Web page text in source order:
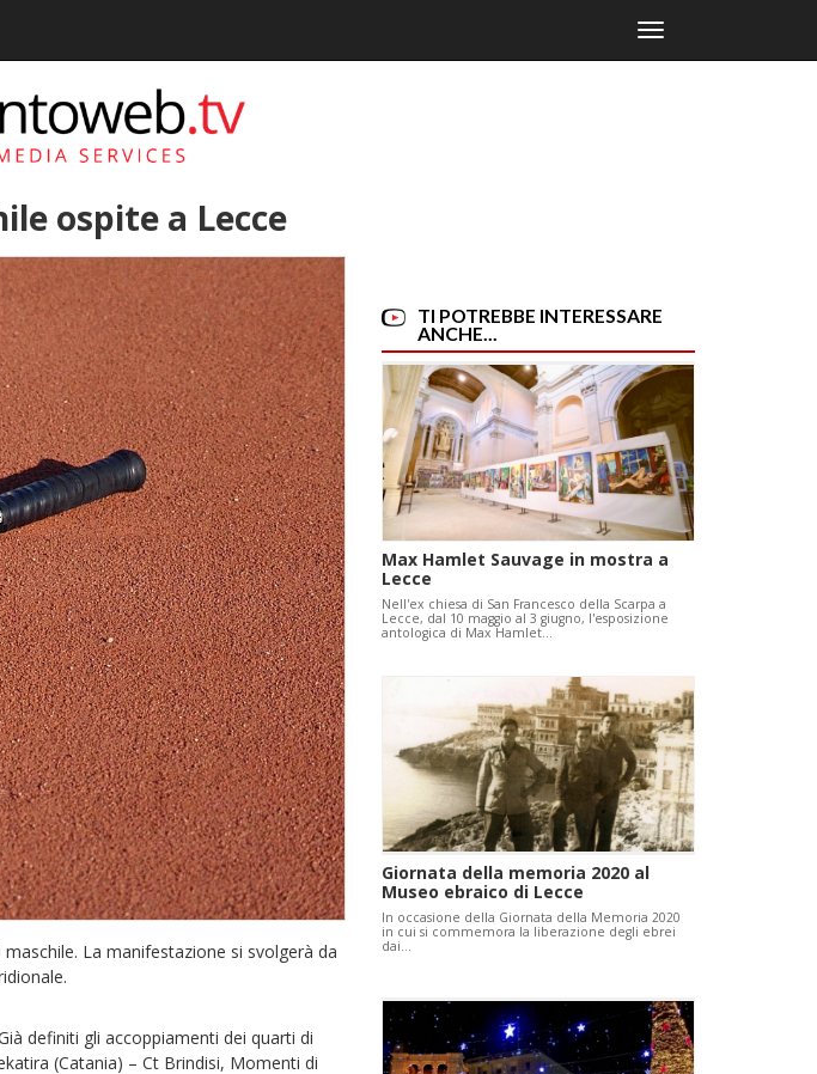
Toggle
navigation
ospite a Lecce
La manifestazione si svolgerà da
definiti gli accoppiamenti dei quarti di
(Catania) – Ct Brindisi, Momenti di
TI POTREBBE INTERESSARE
ANCHE...
Max Hamlet Sauvage in mostra a
Lecce
Nell'ex chiesa di San Francesco della Scarpa a
Lecce, dal 10 maggio al 3 giugno, l'esposizione
antologica di Max Hamlet…
Giornata della memoria 2020 al
Museo ebraico di Lecce
In occasione della Giornata della Memoria 2020
in cui si commemora la liberazione degli ebrei
dai…